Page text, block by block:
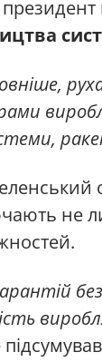
не